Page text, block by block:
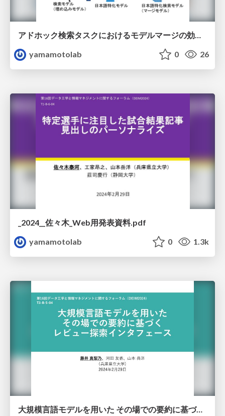
アドホック検索タスクにおけるモデルマージの効果検証
yamamotolab
0 26
_2024__佐々木_Web用発表資料.pdf
yamamotolab
0 1.3k
大規模言語モデルを用いた その場での要約に基づく レビュー探索インタフェース